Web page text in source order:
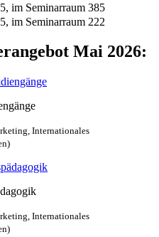
im Seminarraum 385
im Seminarraum 222
Mai 2026:
Internationales
Internationales